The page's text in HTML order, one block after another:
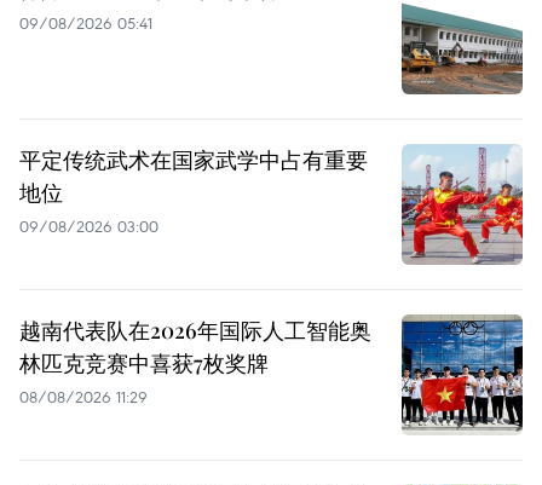
09/08/2026 05:41
平定传统武术在国家武学中占有重要
地位
09/08/2026 03:00
越南代表队在2026年国际人工智能奥
林匹克竞赛中喜获7枚奖牌
08/08/2026 11:29